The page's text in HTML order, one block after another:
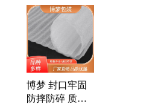
博梦 封口牢固
防摔防碎 质量